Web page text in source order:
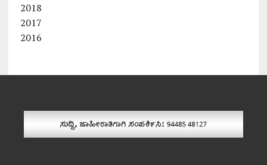
2018
2017
2016